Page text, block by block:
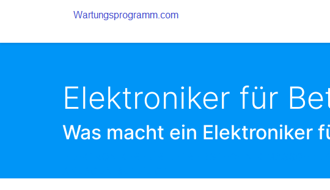
Elektroniker für
Was macht ein Elektroniker